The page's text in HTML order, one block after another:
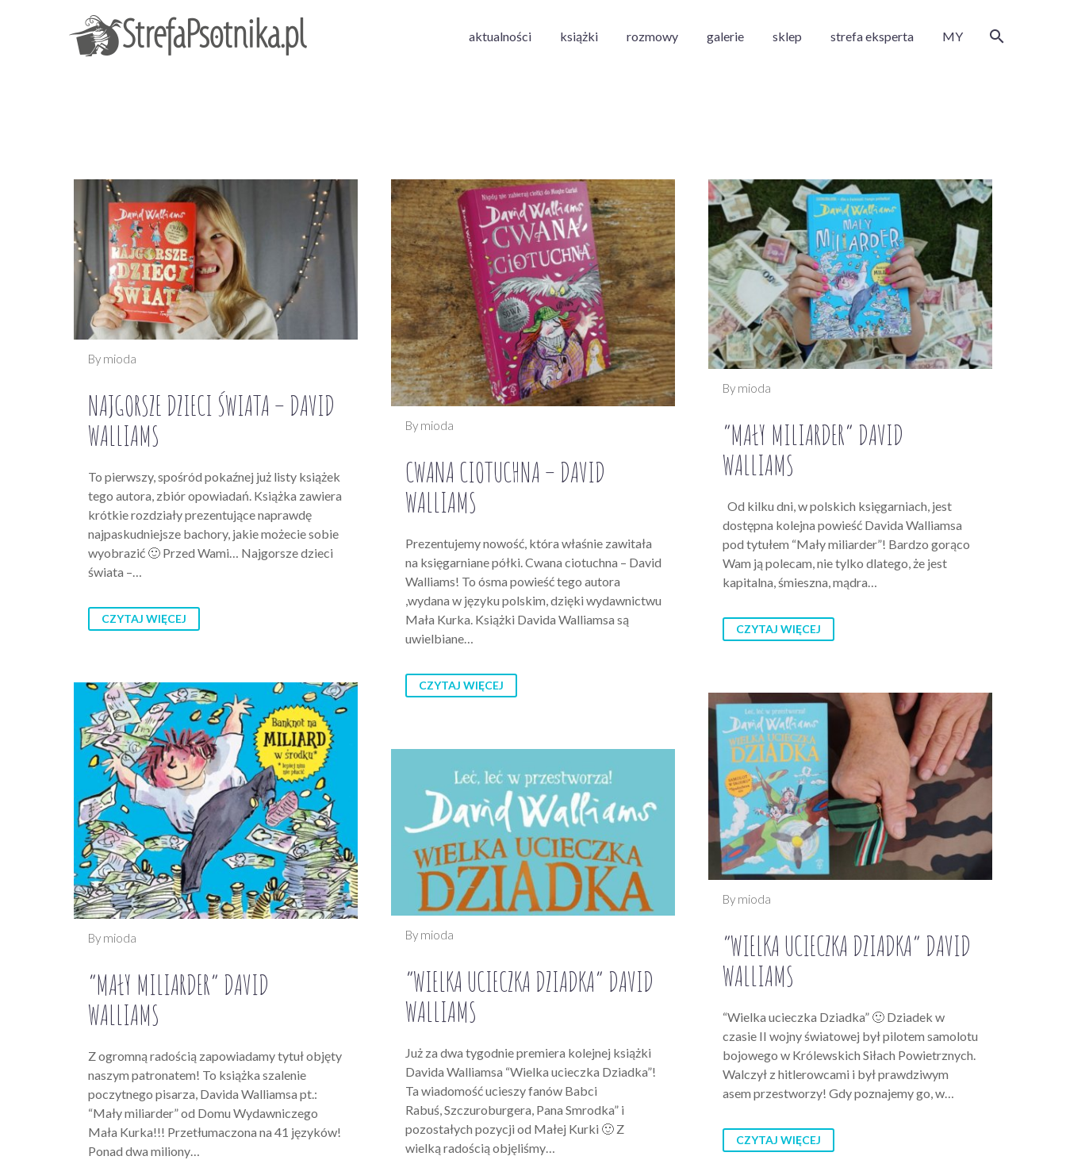
aktualności książki rozmowy galerie sklep strefa eksperta MY
By mioda
NAJGORSZE DZIECI ŚWIATA – DAVID
WALLIAMS
To pierwszy, spośród pokaźnej już listy książek
tego autora, zbiór opowiadań. Książka zawiera
krótkie rozdziały prezentujące naprawdę
najpaskudniejsze bachory, jakie możecie sobie
wyobrazić 🙂 Przed Wami… Najgorsze dzieci
świata –…
CZYTAJ WIĘCEJ
By mioda
CWANA CIOTUCHNA – DAVID
WALLIAMS
Prezentujemy nowość, która właśnie zawitała
na księgarniane półki. Cwana ciotuchna – David
Walliams! To ósma powieść tego autora
,wydana w języku polskim, dzięki wydawnictwu
Mała Kurka. Książki Davida Walliamsa są
uwielbiane…
CZYTAJ WIĘCEJ
By mioda
“MAŁY MILIARDER” DAVID
WALLIAMS
Od kilku dni, w polskich księgarniach, jest
dostępna kolejna powieść Davida Walliamsa
pod tytułem “Mały miliarder”! Bardzo gorąco
Wam ją polecam, nie tylko dlatego, że jest
kapitalna, śmieszna, mądra…
CZYTAJ WIĘCEJ
By mioda
“MAŁY MILIARDER” DAVID
WALLIAMS
Z ogromną radością zapowiadamy tytuł objęty
naszym patronatem! To książka szalenie
poczytnego pisarza, Davida Walliamsa pt.:
“Mały miliarder” od Domu Wydawniczego
Mała Kurka!!! Przetłumaczona na 41 języków!
Ponad dwa miliony…
By mioda
“WIELKA UCIECZKA DZIADKA” DAVID
WALLIAMS
“Wielka ucieczka Dziadka” 🙂 Dziadek w
czasie II wojny światowej był pilotem samolotu
bojowego w Królewskich Siłach Powietrznych.
Walczył z hitlerowcami i był prawdziwym
asem przestworzy! Gdy poznajemy go, w…
CZYTAJ WIĘCEJ
By mioda
“WIELKA UCIECZKA DZIADKA” DAVID
WALLIAMS
Już za dwa tygodnie premiera kolejnej książki
Davida Walliamsa “Wielka ucieczka Dziadka”!
Ta wiadomość ucieszy fanów Babci
Rabuś, Szczuroburgera, Pana Smrodka” i
pozostałych pozycji od Małej Kurki 🙂 Z
wielką radością objęliśmy…